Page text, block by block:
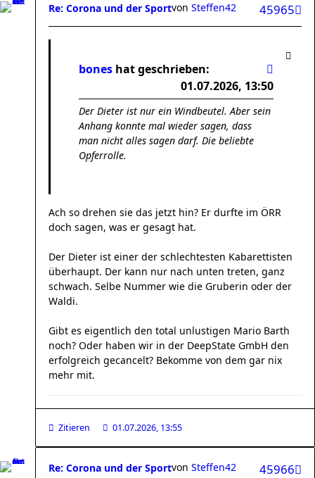
Re: Corona und der Sport 45965
von Steffen42
bones hat geschrieben:
01.07.2026, 13:50
Der Dieter ist nur ein Windbeutel. Aber sein
Anhang konnte mal wieder sagen, dass
man nicht alles sagen darf. Die beliebte
Opferrolle.
Ach so drehen sie das jetzt hin? Er durfte im ÖRR
doch sagen, was er gesagt hat.
Der Dieter ist einer der schlechtesten Kabarettisten
überhaupt. Der kann nur nach unten treten, ganz
schwach. Selbe Nummer wie die Gruberin oder der
Waldi.
Gibt es eigentlich den total unlustigen Mario Barth
noch? Oder haben wir in der DeepState GmbH den
erfolgreich gecancelt? Bekomme von dem gar nix
mehr mit.
Zitieren 01.07.2026, 13:55
Re: Corona und der Sport 45966
von Steffen42